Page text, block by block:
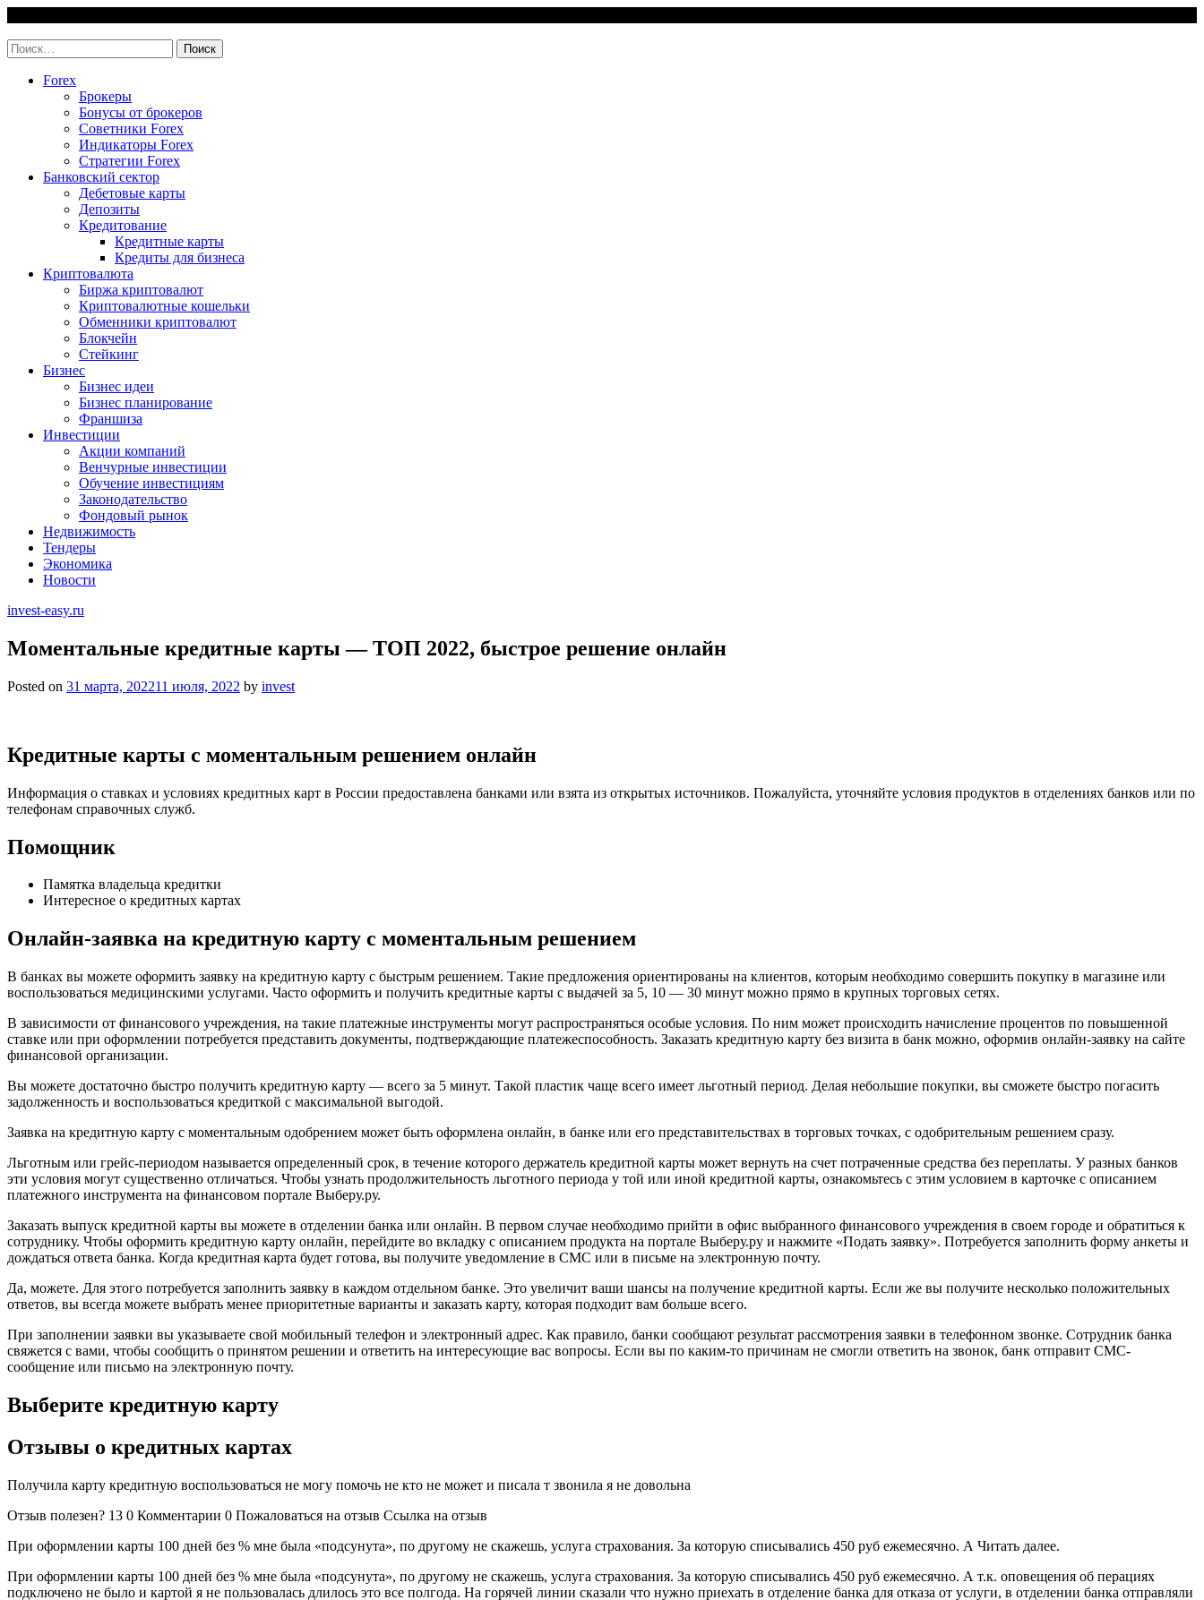
content
Найти:
Forex
Брокеры
Бонусы от брокеров
Советники Forex
Индикаторы Forex
Стратегии Forex
Банковский сектор
Дебетовые карты
Депозиты
Кредитование
Кредитные карты
Кредиты для бизнеса
Криптовалюта
Биржа криптовалют
Криптовалютные кошельки
Обменники криптовалют
Блокчейн
Стейкинг
Бизнес
Бизнес идеи
Бизнес планирование
Франшиза
Инвестиции
Акции компаний
Венчурные инвестиции
Обучение инвестициям
Законодательство
Фондовый рынок
Недвижимость
Тендеры
Экономика
Новости
invest-easy.ru
Моментальные кредитные карты — ТОП 2022, быстрое решение онлайн
Posted on 31 марта, 202211 июля, 2022 by invest
Кредитные карты с моментальным решением онлайн
Информация о ставках и условиях кредитных карт в России предоставлена банками или взята из открытых источников. Пожалуйста, уточняйте условия продуктов в отделениях банков или по
телефонам справочных служб.
Помощник
Памятка владельца кредитки
Интересное о кредитных картах
Онлайн-заявка на кредитную карту с моментальным решением
В банках вы можете оформить заявку на кредитную карту с быстрым решением. Такие предложения ориентированы на клиентов, которым необходимо совершить покупку в магазине или
воспользоваться медицинскими услугами. Часто оформить и получить кредитные карты с выдачей за 5, 10 — 30 минут можно прямо в крупных торговых сетях.
В зависимости от финансового учреждения, на такие платежные инструменты могут распространяться особые условия. По ним может происходить начисление процентов по повышенной
ставке или при оформлении потребуется представить документы, подтверждающие платежеспособность. Заказать кредитную карту без визита в банк можно, оформив онлайн-заявку на сайте
финансовой организации.
Вы можете достаточно быстро получить кредитную карту — всего за 5 минут. Такой пластик чаще всего имеет льготный период. Делая небольшие покупки, вы сможете быстро погасить
задолженность и воспользоваться кредиткой с максимальной выгодой.
Заявка на кредитную карту с моментальным одобрением может быть оформлена онлайн, в банке или его представительствах в торговых точках, с одобрительным решением сразу.
Льготным или грейс-периодом называется определенный срок, в течение которого держатель кредитной карты может вернуть на счет потраченные средства без переплаты. У разных банков
эти условия могут существенно отличаться. Чтобы узнать продолжительность льготного периода у той или иной кредитной карты, ознакомьтесь с этим условием в карточке с описанием
платежного инструмента на финансовом портале Выберу.ру.
Заказать выпуск кредитной карты вы можете в отделении банка или онлайн. В первом случае необходимо прийти в офис выбранного финансового учреждения в своем городе и обратиться к
сотруднику. Чтобы оформить кредитную карту онлайн, перейдите во вкладку с описанием продукта на портале Выберу.ру и нажмите «Подать заявку». Потребуется заполнить форму анкеты и
дождаться ответа банка. Когда кредитная карта будет готова, вы получите уведомление в СМС или в письме на электронную почту.
Да, можете. Для этого потребуется заполнить заявку в каждом отдельном банке. Это увеличит ваши шансы на получение кредитной карты. Если же вы получите несколько положительных
ответов, вы всегда можете выбрать менее приоритетные варианты и заказать карту, которая подходит вам больше всего.
При заполнении заявки вы указываете свой мобильный телефон и электронный адрес. Как правило, банки сообщают результат рассмотрения заявки в телефонном звонке. Сотрудник банка
свяжется с вами, чтобы сообщить о принятом решении и ответить на интересующие вас вопросы. Если вы по каким-то причинам не смогли ответить на звонок, банк отправит СМС-
сообщение или письмо на электронную почту.
Выберите кредитную карту
Отзывы о кредитных картах
Получила карту кредитную воспользоваться не могу помочь не кто не может и писала т звонила я не довольна
Отзыв полезен? 13 0 Комментарии 0 Пожаловаться на отзыв Ссылка на отзыв
При оформлении карты 100 дней без % мне была «подсунута», по другому не скажешь, услуга страхования. За которую списывались 450 руб ежемесячно. А Читать далее.
При оформлении карты 100 дней без % мне была «подсунута», по другому не скажешь, услуга страхования. За которую списывались 450 руб ежемесячно. А т.к. оповещения об перациях
подключено не было и картой я не пользовалась длилось это все полгода. На горячей линии сказали что нужно приехать в отделение банка для отказа от услуги, в отделении банка отправляли